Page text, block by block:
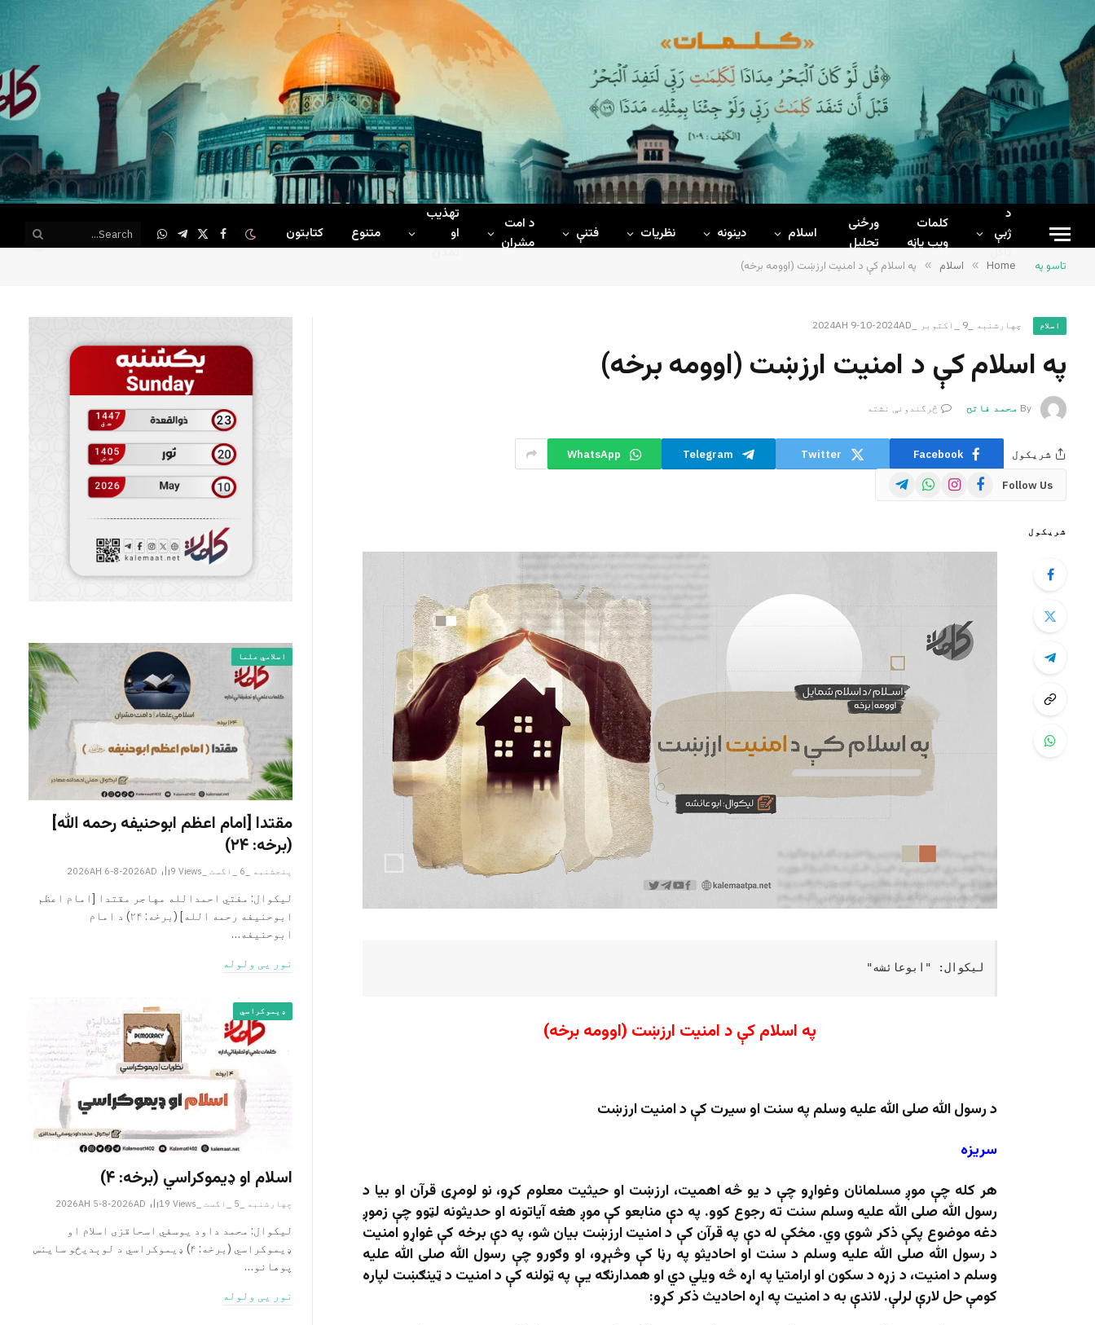
د
ژبې
ټاکل
کلمات
ويب پاڼه
ورځنی
تحلیل
اسلام دینونه نظریات فتنې
د امت
مشران
تهذیب
او
تمدن
متنوع کتابتون Facebook
X
Telegram
WhatsApp
تاسو په Home
» اسلام » په اسلام کې د امنيت ارزښت (اوومه برخه)
اسلام چهارشنبه _9 _اکتوبر _2024AH 9-10-2024AD
په اسلام کې د امنيت ارزښت (اوومه برخه)
By محمد فاتح څرگندونې نشته
شریکول Facebook
Twitter
Telegram
WhatsApp
Follow Us
Facebook
Instagram
WhatsApp
Telegram
شریکول
لیکوال: "ابوعائشه"
په اسلام کې د امنيت ارزښت (اوومه برخه)
د رسول الله صلی الله علیه وسلم په سنت او سيرت کې د امنیت ارزښت
سريزه
هر کله چې موږ مسلمانان وغواړو چې د یو څه اهمیت، ارزښت او حیثیت معلوم کړو، نو لومړی قرآن او بیا د
رسول الله صلی الله علیه وسلم سنت ته رجوع کوو. په دې منابعو کې موږ هغه آیاتونه او حدیثونه لټوو چې زموږ
دغه موضوع پکې ذکر شوې وي. مخکې له دې په قرآن کې د امنیت ارزښت بیان شو، په دې برخه کې غواړو امنیت
د رسول الله صلی الله علیه وسلم د سنت او احادیثو په رڼا کې وڅېړو، او وګورو چې رسول الله صلی الله علیه
وسلم د امنیت، د زړه د سکون او ارامتیا په اړه څه ويلي دي او همدارنګه یې په ټولنه کې د امنیت د ټینګښت لپاره
کومې حل لارې لرلې. لاندې به د امنيت په اړه احاديث ذکر کړو:
اسلامي علما
مقتدا [امام اعظم ابوحنیفه رحمه الله‎]
(برخه: ۲۴)
پنجشنبه _6 _اگست _2026AH 6-8-2026AD 9 Views
لیکوال: مفتي احمدالله مهاجر مقتدا [امام اعظم
ابوحنیفه رحمه الله‎] (برخه: ۲۴) د امام
ابوحنيفه…
نور یی ولوله
ډیموکراسي
اسلام او ډیموکراسي (برخه: ۴)
چهارشنبه _5 _اگست _2026AH 5-8-2026AD 19 Views
لیکوال: محمد داود یوسفي اسحاقزی اسلام او
ډیموکراسي (برخه: ۴) ډیموکراسي د لوېدیځو ساینس
پوهانو…
نور یی ولوله